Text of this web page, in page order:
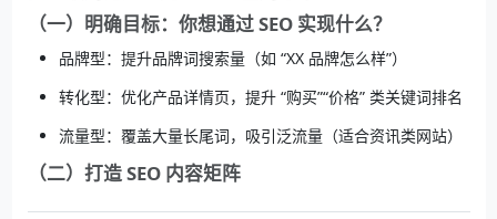
（一）明确目标：你想通过 SEO 实现什么？
品牌型：提升品牌词搜索量（如 “XX 品牌怎么样”）
转化型：优化产品详情页，提升 “购买”“价格” 类关键词排名
流量型：覆盖大量长尾词，吸引泛流量（适合资讯类网站）
（二）打造 SEO 内容矩阵